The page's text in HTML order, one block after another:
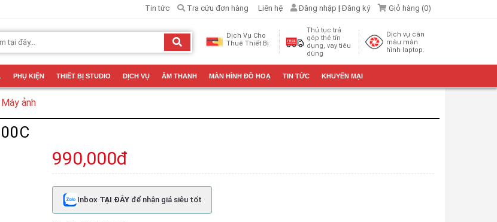
Tin tức Tra cứu đơn hàng Liên hệ Đăng nhập |Đăng ký Giỏ hàng (0)
Dịch Vụ Cho
Thuê Thiết Bị
Thủ tục trả
góp thẻ tín
dụng, vay tiêu
dùng
Dịch vụ cân
màu màn
hình laptop.
PHỤ KIỆN THIẾT BỊ STUDIO DỊCH VỤ ÂM THANH MÀN HÌNH ĐỒ HOẠ TIN TỨC KHUYẾN MẠI
ảnh
990,000đ
Inbox TẠI ĐÂY để nhận giá siêu tốt